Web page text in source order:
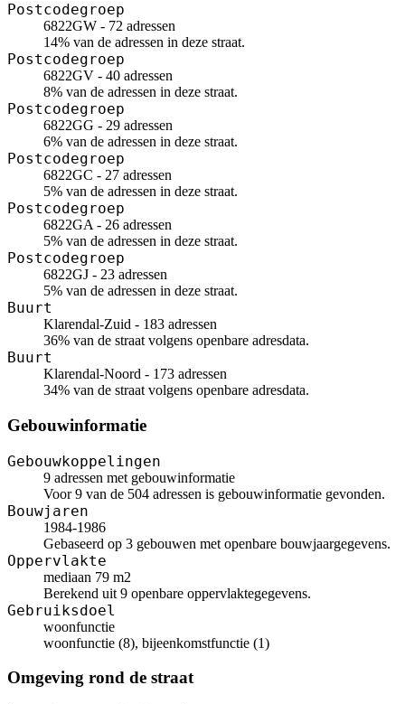
Postcodegroep
6822GW - 72 adressen
14% van de adressen in deze straat.
Postcodegroep
6822GV - 40 adressen
8% van de adressen in deze straat.
Postcodegroep
6822GG - 29 adressen
6% van de adressen in deze straat.
Postcodegroep
6822GC - 27 adressen
5% van de adressen in deze straat.
Postcodegroep
6822GA - 26 adressen
5% van de adressen in deze straat.
Postcodegroep
6822GJ - 23 adressen
5% van de adressen in deze straat.
Buurt
Klarendal-Zuid - 183 adressen
36% van de straat volgens openbare adresdata.
Buurt
Klarendal-Noord - 173 adressen
34% van de straat volgens openbare adresdata.
Gebouwinformatie
Gebouwkoppelingen
9 adressen met gebouwinformatie
Voor 9 van de 504 adressen is gebouwinformatie gevonden.
Bouwjaren
1984-1986
Gebaseerd op 3 gebouwen met openbare bouwjaargegevens.
Oppervlakte
mediaan 79 m2
Berekend uit 9 openbare oppervlaktegegevens.
Gebruiksdoel
woonfunctie
woonfunctie (8), bijeenkomstfunctie (1)
Omgeving rond de straat